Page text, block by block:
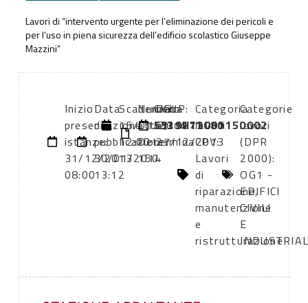
Lavori di “intervento urgente per l’eliminazione dei pericoli e
per l’uso in piena sicurezza dell’edificio scolastico Giuseppe
Mazzini”
Inizio
presentazione
istanze:
31/12/2013
08:00
Data
di
pubblicazione:
30/01/2014
13:12
Scadenza:
15/01/2014
12:00
Numero
atto:
Determina
150
Data
atto:
27/12/2013
CIG:
5539171C80
CUP:
J31H13001150002
Categoria
lavori
CPV:
Lavori
di
riparazione,
manutenzione
e
ristrutturazione
Categorie
lavori
(DPR
2000):
OG1 -
EDIFICI
CIVILI
E